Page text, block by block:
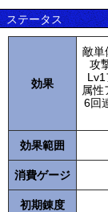
ステータス
効果
敵単
攻
属性
6回
効果範囲
消費ゲージ
初期錬度